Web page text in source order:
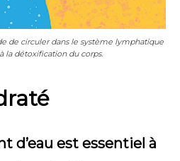
de circuler dans le système lymphatique
la détoxification du corps.
d’eau est essentiel à